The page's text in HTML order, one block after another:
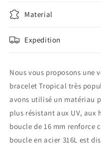
Material
Expedition
Nous vous proposons une
bracelet Tropical très
avons utilisé un matériau
plus résistant aux UV, aux
boucle de 16 mm renforce
boucle en acier 316L est